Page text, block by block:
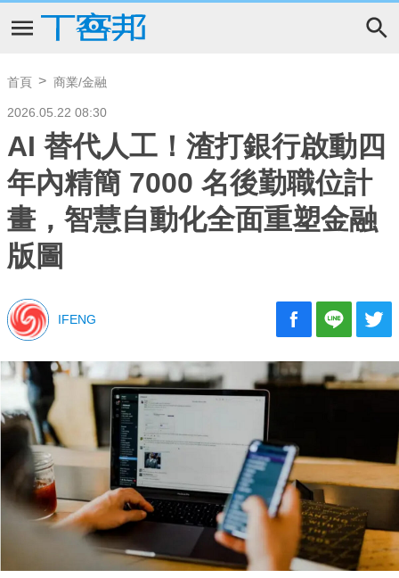
首頁 商業/金融
2026.05.22 08:30
AI 替代人工！渣打銀行啟動四
年內精簡 7000 名後勤職位計
畫，智慧自動化全面重塑金融
版圖
IFENG